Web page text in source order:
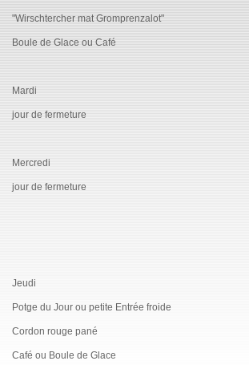
"Wirschtercher mat Gromprenzalot"
Boule de Glace ou Café
Mardi
jour de fermeture
Mercredi
jour de fermeture
Jeudi
Potge du Jour ou petite Entrée froide
Cordon rouge pané
Café ou Boule de Glace